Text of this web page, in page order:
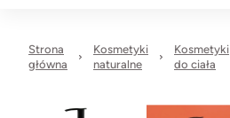
Strona
główna
Kosmetyki
naturalne
Kosmetyki
do ciała